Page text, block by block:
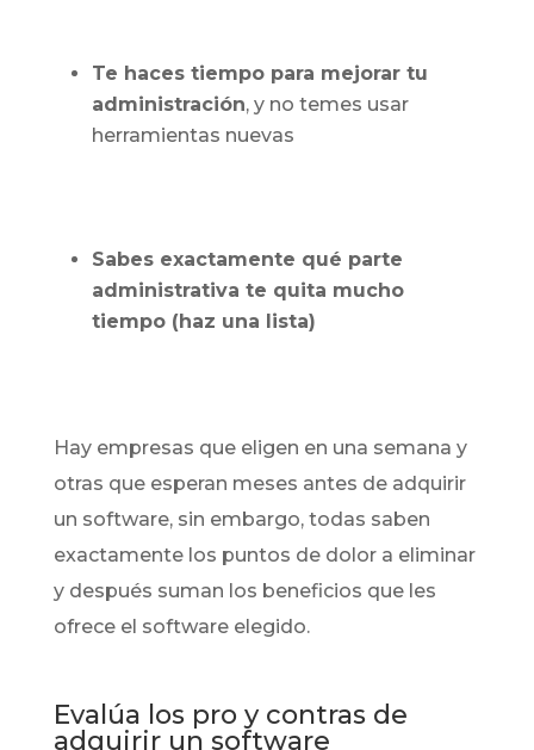
Te haces tiempo para mejorar tu
administración, y no temes usar
herramientas nuevas
Sabes exactamente qué parte
administrativa te quita mucho
tiempo (haz una lista)
Hay empresas que eligen en una semana y
otras que esperan meses antes de adquirir
un software, sin embargo, todas saben
exactamente los puntos de dolor a eliminar
y después suman los beneficios que les
ofrece el software elegido.
Evalúa los pro y contras de
adquirir un software